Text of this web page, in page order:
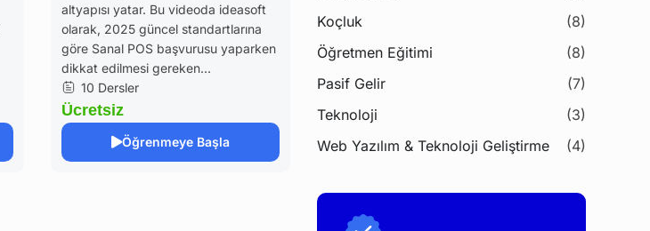
altyapısı yatar. Bu videoda ideasoft
olarak, 2025 güncel standartlarına
göre Sanal POS başvurusu yaparken
dikkat edilmesi gereken...
10 Dersler
Ücretsiz
Öğrenmeye Başla
Koçluk
(8)
Öğretmen Eğitimi
(8)
Pasif Gelir
(7)
Teknoloji
(3)
Web Yazılım & Teknoloji Geliştirme
(4)